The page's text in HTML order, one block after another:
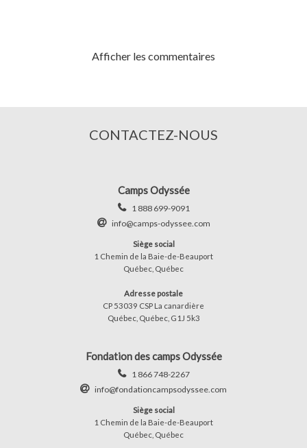
Afficher les commentaires
CONTACTEZ-NOUS
Camps Odyssée
1 888 699-9091
info@camps-odyssee.com
Siège social
1 Chemin de la Baie-de-Beauport
Québec, Québec
Adresse postale
CP 53039 CSP La canardière
Québec, Québec, G1J 5k3
Fondation des camps Odyssée
1 866 748-2267
info@fondationcampsodyssee.com
Siège social
1 Chemin de la Baie-de-Beauport
Québec, Québec